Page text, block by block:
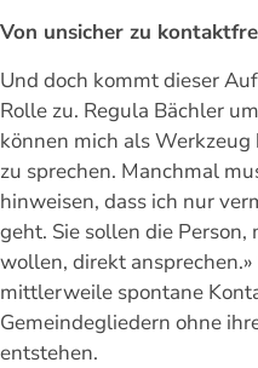
Von unsicher zu
Und doch kommt dieser
Rolle zu. Regula Bächler
können mich als
zu sprechen. Manchmal
hinweisen, dass ich nur
geht. Sie sollen die
wollen, direkt
mittlerweile spontane
Gemeindegliedern ohne
entstehen.